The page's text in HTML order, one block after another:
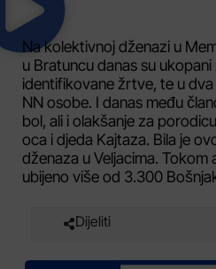
Na kolektivnoj dženazi u
u Bratuncu danas su
identifikovane žrtve, te u
NN osobe. I danas među
bol, ali i olakšanje za
oca i djeda Kajtaza. Bila je
dženaza u Veljacima. Tokom
ubijeno više od 3.300
Dijeliti